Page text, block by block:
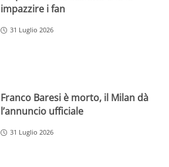
impazzire i fan
31 Luglio 2026
Franco Baresi è morto, il Milan dà
l’annuncio ufficiale
31 Luglio 2026